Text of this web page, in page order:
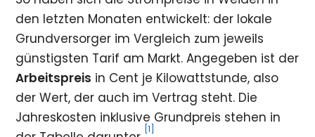
den letzten Monaten entwickelt: der lokale
Grundversorger im Vergleich zum jeweils
günstigsten Tarif am Markt. Angegeben ist der
Arbeitspreis in Cent je Kilowattstunde, also
der Wert, der auch im Vertrag steht. Die
Jahreskosten inklusive Grundpreis stehen in
[1]